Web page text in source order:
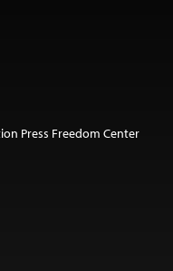
Press Freedom Center